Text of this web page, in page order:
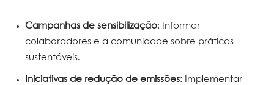
Campanhas de sensibilização: Informar
colaboradores e a comunidade sobre práticas
sustentáveis.
Iniciativas de redução de emissões: Implementar